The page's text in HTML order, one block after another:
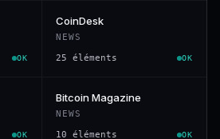
OK
CoinDesk
NEWS
25 éléments OK
OK
Bitcoin Magazine
NEWS
10 éléments OK